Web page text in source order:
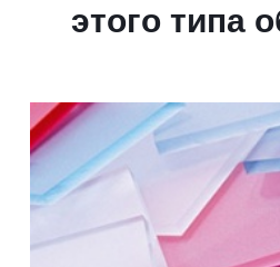
этого типа